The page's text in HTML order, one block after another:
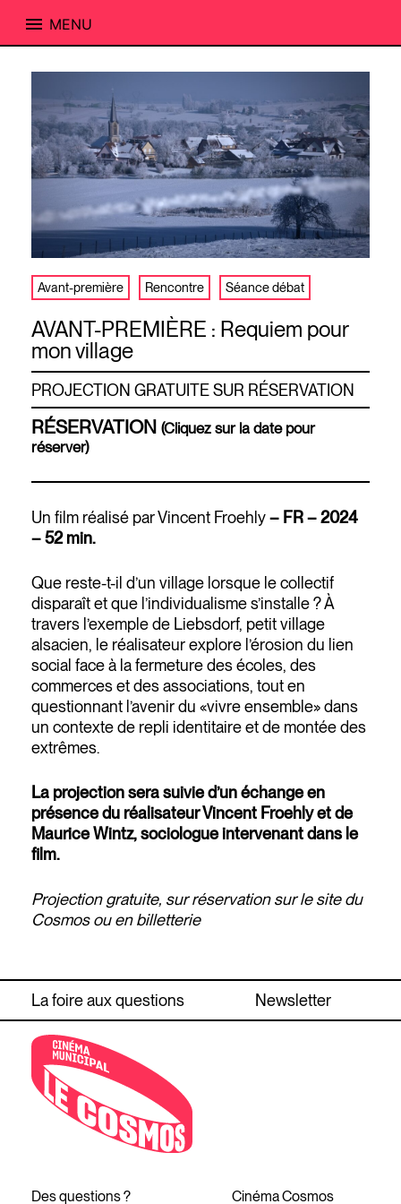
MENU
AVANT-PREMIÈRE : Requiem pour
mon village
PROJECTION GRATUITE SUR RÉSERVATION
Avant-première Rencontre Séance débat
RÉSERVATION (Cliquez sur la date pour
réserver)
Un film réalisé par Vincent Froehly– FR – 2024
– 52 min.
Que reste-t-il d’un village lorsque le collectif
disparaît et que l’individualisme s’installe ? À
travers l’exemple de Liebsdorf, petit village
alsacien, le réalisateur explore l’érosion du lien
social face à la fermeture des écoles, des
commerces et des associations, tout en
questionnant l’avenir du «vivre ensemble» dans
un contexte de repli identitaire et de montée des
extrêmes.
La projection sera suivie d’un échange en
présence du réalisateur Vincent Froehly et de
Maurice Wintz, sociologue intervenant dans le
film.
Projection gratuite, sur réservation sur le site du
Cosmos ou en billetterie
La foire aux questions Newsletter
Des questions ? Cinéma Cosmos